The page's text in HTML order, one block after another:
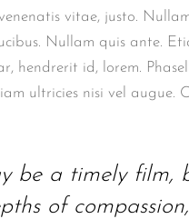
vitae, justo.
Nullam quis ante.
hendrerit id, lorem.
ultricies nisi vel augue.
be a timely film,
of